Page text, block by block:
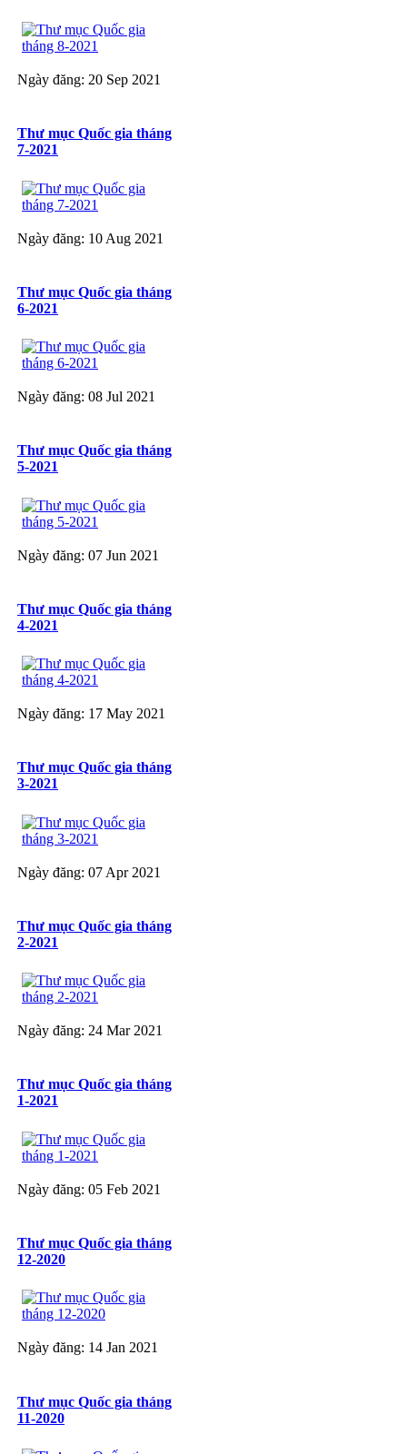
Ngày đăng: 20 Sep 2021
Thư mục Quốc gia tháng
7-2021
Ngày đăng: 10 Aug 2021
Thư mục Quốc gia tháng
6-2021
Ngày đăng: 08 Jul 2021
Thư mục Quốc gia tháng
5-2021
Ngày đăng: 07 Jun 2021
Thư mục Quốc gia tháng
4-2021
Ngày đăng: 17 May 2021
Thư mục Quốc gia tháng
3-2021
Ngày đăng: 07 Apr 2021
Thư mục Quốc gia tháng
2-2021
Ngày đăng: 24 Mar 2021
Thư mục Quốc gia tháng
1-2021
Ngày đăng: 05 Feb 2021
Thư mục Quốc gia tháng
12-2020
Ngày đăng: 14 Jan 2021
Thư mục Quốc gia tháng
11-2020